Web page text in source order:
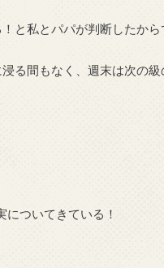
と私とパパが判断したから
る間もなく、週末は次の
についてきている！